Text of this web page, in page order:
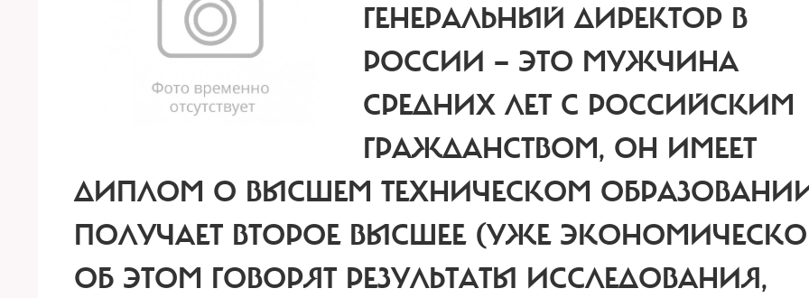
ГЕНЕРАЛЬНЫЙ ДИРЕКТОР В
РОССИИ — ЭТО МУЖЧИНА
СРЕДНИХ ЛЕТ С РОССИЙСКИМ
ГРАЖДАНСТВОМ, ОН ИМЕЕТ
ДИПЛОМ О ВЫСШЕМ ТЕХНИЧЕСКОМ
ПОЛУЧАЕТ ВТОРОЕ ВЫСШЕЕ (УЖЕ
ОБ ЭТОМ ГОВОРЯТ РЕЗУЛЬТАТЫ ИССЛЕДОВАНИЯ,